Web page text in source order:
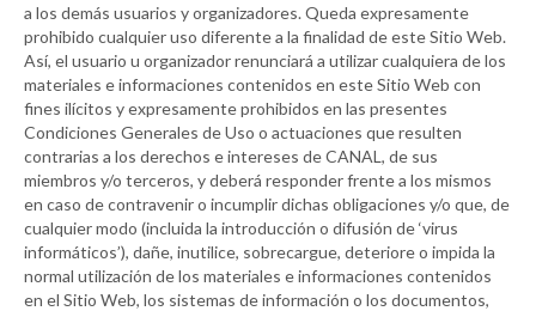
a los demás usuarios y organizadores. Queda expresamente
prohibido cualquier uso diferente a la finalidad de este Sitio Web.
Así, el usuario u organizador renunciará a utilizar cualquiera de los
materiales e informaciones contenidos en este Sitio Web con
fines ilícitos y expresamente prohibidos en las presentes
Condiciones Generales de Uso o actuaciones que resulten
contrarias a los derechos e intereses deCANAL , de sus
miembros y/o terceros, y deberá responder frente a los mismos
en caso de contravenir o incumplir dichas obligaciones y/o que, de
cualquier modo (incluida la introducción o difusión de ‘virus
informáticos’), dañe, inutilice, sobrecargue, deteriore o impida la
normal utilización de los materiales e informaciones contenidos
en el Sitio Web, los sistemas de información o los documentos,